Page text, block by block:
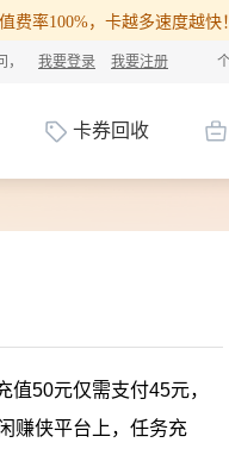
费率100%，卡越多速度越快
我要登录 我要注册
卡券回收
50元仅需支付45元，
赚侠平台上，任务充